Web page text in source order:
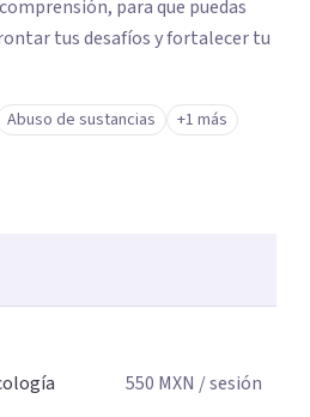
para que puedas
tus desafíos y fortalecer tu
Abuso de sustancias +1 más
550 MXN / sesión